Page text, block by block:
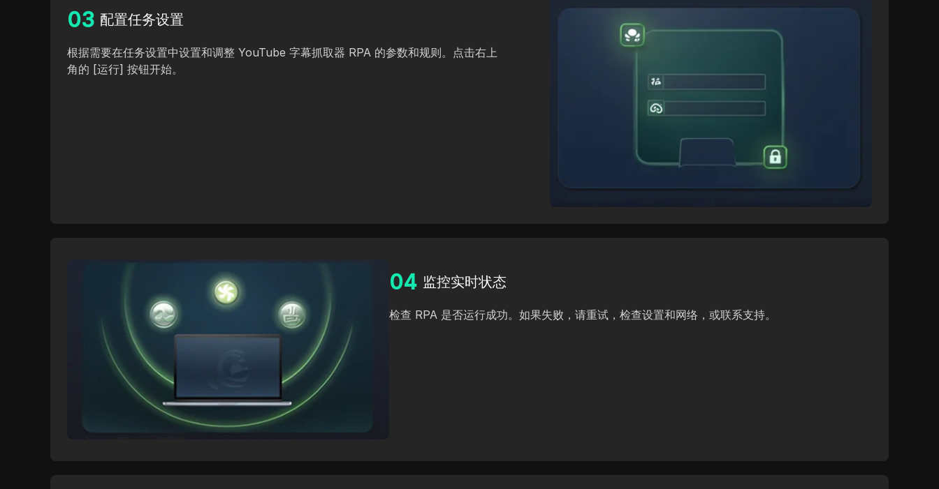
03 配置任务设置
根据需要在任务设置中设置和调整 YouTube 字幕抓取器 RPA 的参数和规则。点击右上
角的 [运行] 按钮开始。
04 监控实时状态
检查 RPA 是否运行成功。如果失败，请重试，检查设置和网络，或联系支持。